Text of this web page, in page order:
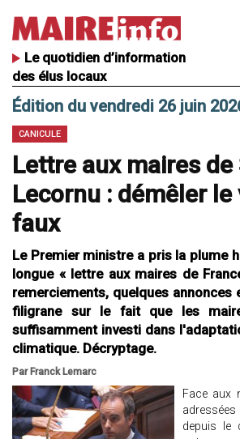
Le quotidien d’information
des élus locaux
Édition du vendredi 26 juin
CANICULE
Lettre aux maires de
Lecornu : démêler le
faux
Le Premier ministre a pris la plume
longue « lettre aux maires de
remerciements, quelques annonces
filigrane sur le fait que les
suffisamment investi dans
climatique. Décryptage.
Par Franck Lemarc
Face aux
depuis le